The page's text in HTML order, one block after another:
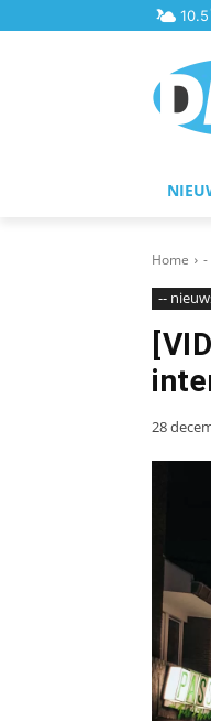
10.5
Home -
--
28